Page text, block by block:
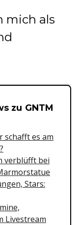
mich als
zu GNTM
schafft es am
verblüfft bei
Stars:
Livestream